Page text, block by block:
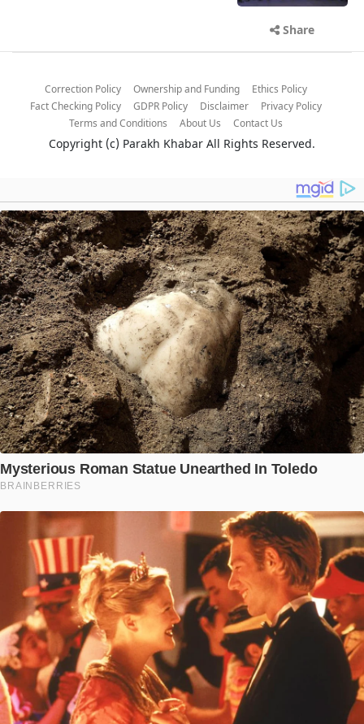
Share
Correction Policy Ownership and Funding
Ethics Policy
Fact Checking Policy
GDPR Policy Disclaimer
Privacy Policy
Terms and Conditions
About Us Contact Us
Copyright (c) Parakh Khabar All Rights Reserved.